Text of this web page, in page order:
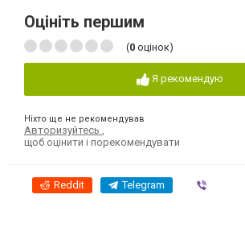
Оцініть першим
(0 оцінок)
Я рекомендую
Ніхто ще не рекомендував
Авторизуйтесь
щоб оцінити і порекомендувати
Reddit Telegram